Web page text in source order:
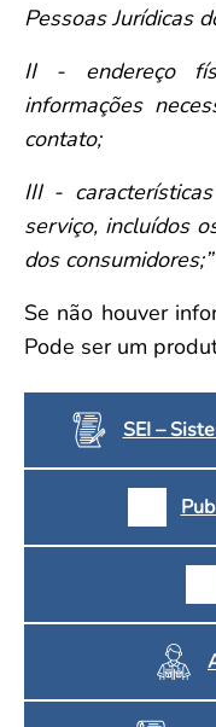
Pessoas Jurídicas
II - endereço
informações
contato;
III -
serviço, incluídos
dos consumidores;”
Se não houver
Pode ser um
SEI –